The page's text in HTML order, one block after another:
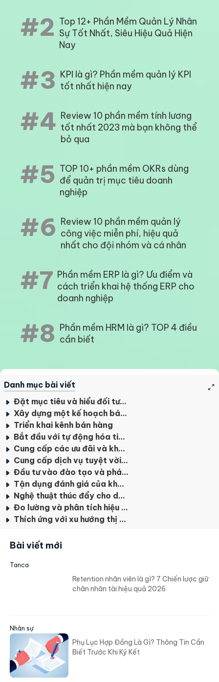
#2 Top 12+ Phần Mềm Quản Lý Nhân
Sự Tốt Nhất, Siêu Hiệu Quả Hiện
Nay
#3 KPI là gì? Phần mềm quản lý KPI
tốt nhất hiện nay
#4 Review 10 phần mềm tính lương
tốt nhất 2023 mà bạn không thể
bỏ qua
#5 TOP 10+ phần mềm OKRs dùng
để quản trị mục tiêu doanh
nghiệp
#6 Review 10 phần mềm quản lý
công việc miễn phí, hiệu quả
nhất cho đội nhóm và cá nhân
#7 Phần mềm ERP là gì? Ưu điểm và
cách triển khai hệ thống ERP cho
doanh nghiệp
#8 Phần mềm HRM là gì? TOP 4 điều
cần biết
Danh mục bài viết
Đặt mục tiêu và hiểu đối tượng mục tiêu của bạn
Xây dựng một kế hoạch bán hàng hiệu quả
Triển khai kênh bán hàng
Bắt đầu với tự động hóa tiếp thị và tiếp thị đa kênh
Cung cấp các ưu đãi và khuyến mãi
Cung cấp dịch vụ tuyệt vời cho khách hàng của bạn
Đầu tư vào đào tạo và phát triển nhân viên bán hàng
Tận dụng đánh giá của khách hàng và xây dựng thương hiệu
Nghệ thuật thúc đẩy cho doanh thu qua Cross-selling
Đo lường và phân tích hiệu suất bán hàng
Thích ứng với xu hướng thị trường và nhu cầu của khách hàng
Bài viết mới
Tanca
Retention nhân viên là gì? 7 Chiến lược giữ
chân nhân tài hiệu quả 2026
Nhân sự
Phụ Lục Hợp Đồng Là Gì? Thông Tin Cần
Biết Trước Khi Ký Kết